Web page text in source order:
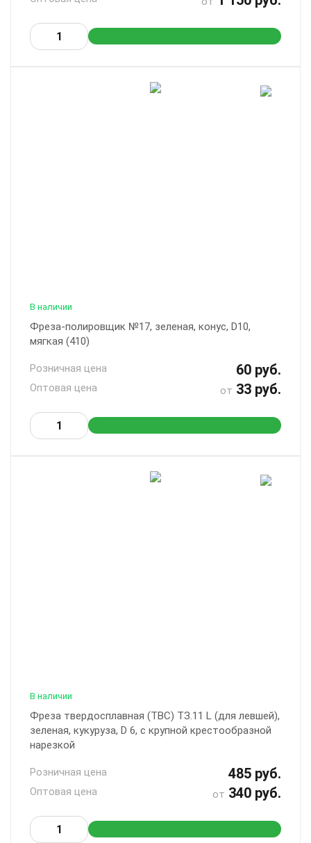
В наличии
Фреза-полировщик №17, зеленая, конус, D10,
мягкая (410)
Розничная цена 60 руб.
Оптовая цена от 33 руб.
В наличии
Фреза твердосплавная (ТВС) ТЗ.11 L (для левшей),
зеленая, кукуруза, D 6, с крупной крестообразной
нарезкой
Розничная цена 485 руб.
Оптовая цена от 340 руб.